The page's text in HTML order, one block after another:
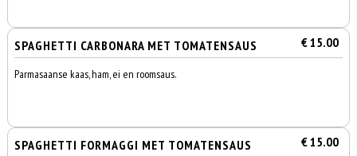
SPAGHETTI CARBONARA MET TOMATENSAUS € 15.00
Parmasaanse kaas, ham, ei en roomsaus.
SPAGHETTI FORMAGGI MET TOMATENSAUS € 15.00